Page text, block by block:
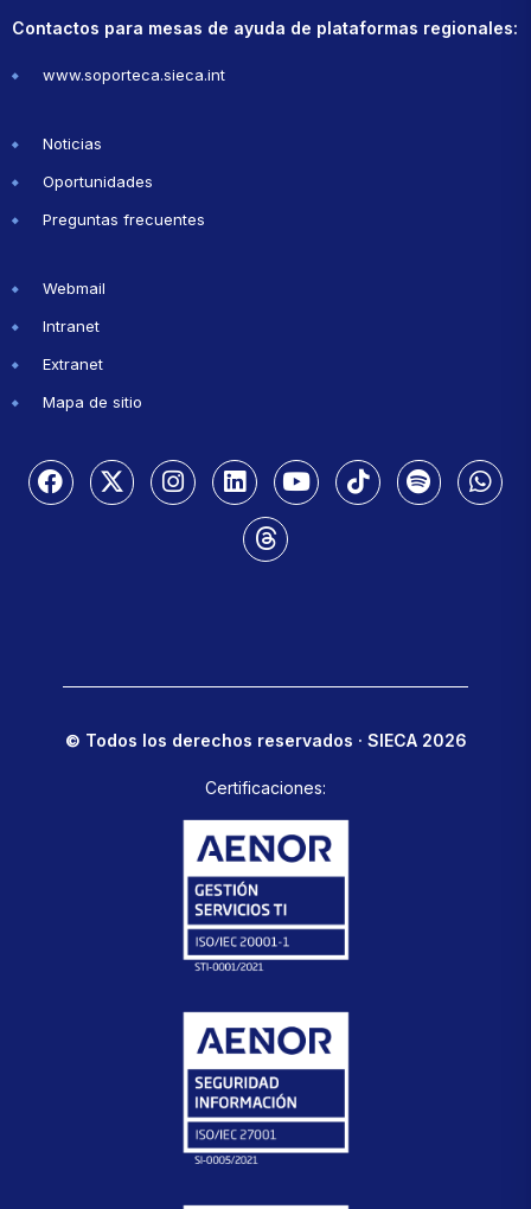
Contactos para mesas de ayuda de plataformas regionales:
www.soporteca.sieca.int
Noticias
Oportunidades
Preguntas frecuentes
Webmail
Intranet
Extranet
Mapa de sitio
© Todos los derechos reservados · SIECA 2026
Certificaciones: